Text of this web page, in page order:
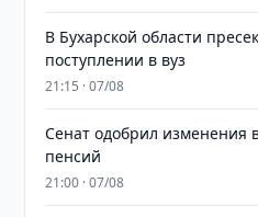
В Бухарской области
поступлении в вуз
21:15 · 07/08
Сенат одобрил изменения
пенсий
21:00 · 07/08